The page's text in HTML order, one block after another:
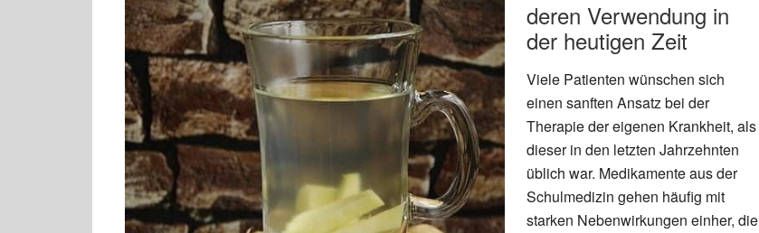
deren Verwendung in
der heutigen Zeit
Viele Patienten wünschen sich
einen sanften Ansatz bei der
Therapie der eigenen Krankheit, als
dieser in den letzten Jahrzehnten
üblich war. Medikamente aus der
Schulmedizin gehen häufig mit
starken Nebenwirkungen einher, die